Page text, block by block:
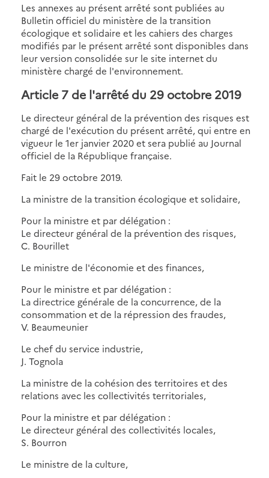
Les annexes au présent arrêté sont publiées au
Bulletin officiel du ministère de la transition
écologique et solidaire et les cahiers des charges
modifiés par le présent arrêté sont disponibles dans
leur version consolidée sur le site internet du
ministère chargé de l'environnement.
Article 7 de l'arrêté du 29 octobre 2019
Le directeur général de la prévention des risques est
chargé de l'exécution du présent arrêté, qui entre en
vigueur le 1er janvier 2020 et sera publié au Journal
officiel de la République française.
Fait le 29 octobre 2019.
La ministre de la transition écologique et solidaire,
Pour la ministre et par délégation :
Le directeur général de la prévention des risques,
C. Bourillet
Le ministre de l'économie et des finances,
Pour le ministre et par délégation :
La directrice générale de la concurrence, de la
consommation et de la répression des fraudes,
V. Beaumeunier
Le chef du service industrie,
J. Tognola
La ministre de la cohésion des territoires et des
relations avec les collectivités territoriales,
Pour la ministre et par délégation :
Le directeur général des collectivités locales,
S. Bourron
Le ministre de la culture,